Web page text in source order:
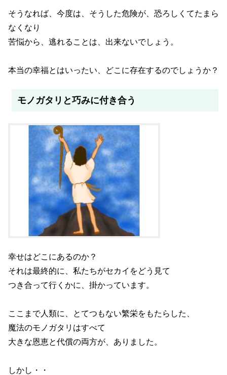
そうなれば、今度は、そうした危険が、恐ろしくてたまら
なくなり
苦悩から、逃れることは、出来ないでしょう。
本当の幸福とはいったい、どこに存在するのでしょうか？
モノガタリと巧みに付き合う
幸せはどこにあるのか？
それは最終的に、私たちがセカイをどう見て
つき合って行くかに、掛かっています。
ここまで人類に、とてつもない繁栄をもたらした、
魔法のモノガタリはすべて
大きな恩恵と代償の両方が、ありました。
しかし・・